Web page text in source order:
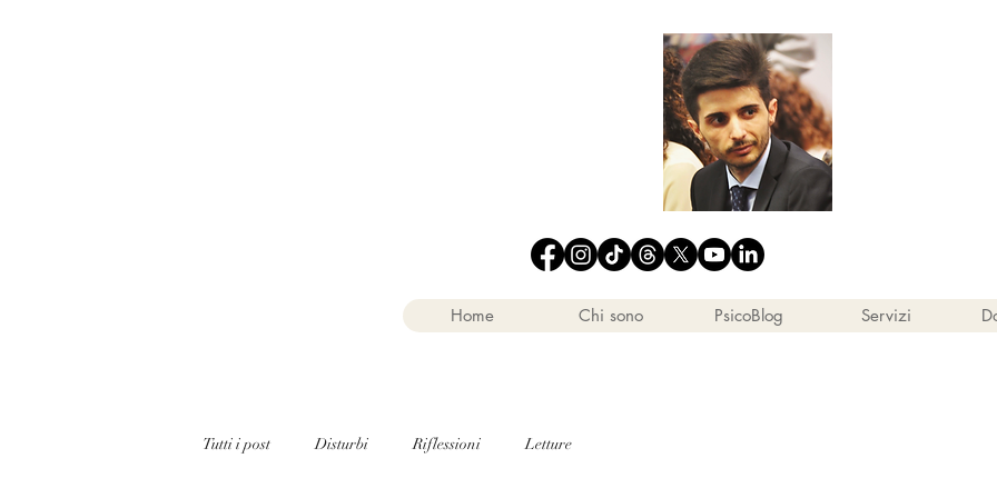
Home Chi sono PsicoBlog Servizi
Tutti i post Disturbi Riflessioni Letture